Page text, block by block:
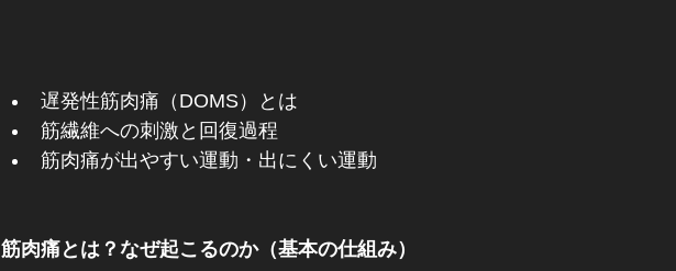
遅発性筋肉痛（DOMS）とは
筋繊維への刺激と回復過程
筋肉痛が出やすい運動・出にくい運動
筋肉痛とは？なぜ起こるのか（基本の仕組み）